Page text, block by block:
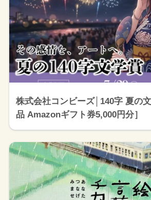
株式会社コンビーズ│140字 夏の
品 Amazonギフト券5,000円分］